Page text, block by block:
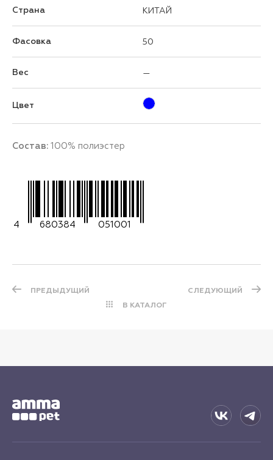
Страна КИТАЙ
Фасовка 50
Вес —
Цвет
Состав: 100% полиэстер
4 680384 051001
ПРЕДЫДУЩИЙ
В КАТАЛОГ
СЛЕДУЮЩИЙ